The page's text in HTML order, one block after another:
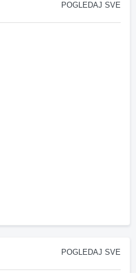
POGLEDAJ SVE
POGLEDAJ SVE